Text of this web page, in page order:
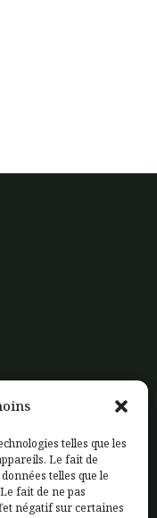
telles que les
Le fait de
telles que le
fait de ne pas
négatif sur certaines